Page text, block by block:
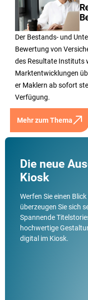
Der Bestands- und
Bewertung von
des Resultate Instituts
Marktentwicklungen
er Maklern ab sofort
Verfügung.
Mehr zum Thema
Die neue
Kiosk
Werfen Sie einen
überzeugen Sie sich
Spannende
hochwertige
digital im Kiosk.